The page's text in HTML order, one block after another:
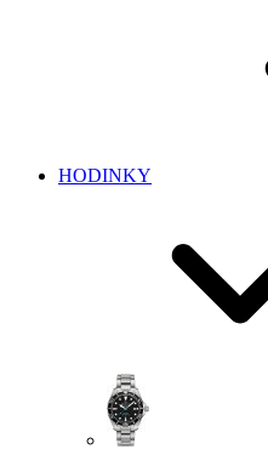
HODINKY